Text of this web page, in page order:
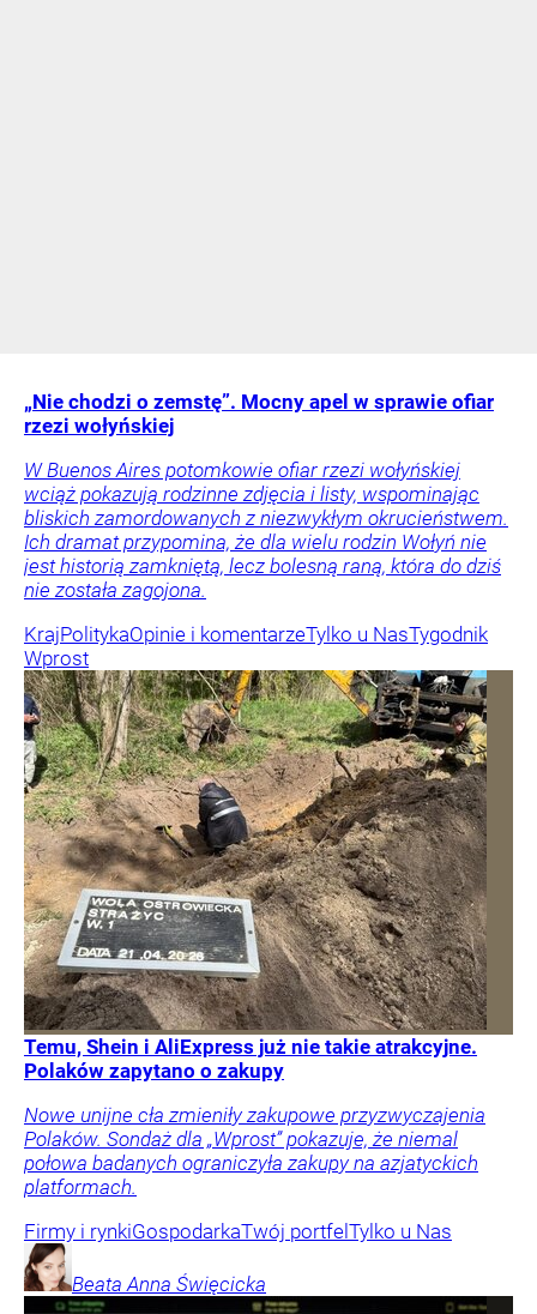
„Nie chodzi o zemstę”. Mocny apel w sprawie ofiar
rzezi wołyńskiej
W Buenos Aires potomkowie ofiar rzezi wołyńskiej
wciąż pokazują rodzinne zdjęcia i listy, wspominając
bliskich zamordowanych z niezwykłym okrucieństwem.
Ich dramat przypomina, że dla wielu rodzin Wołyń nie
jest historią zamkniętą, lecz bolesną raną, która do dziś
nie została zagojona.
KrajPolitykaOpinie i komentarzeTylko u NasTygodnik
Wprost
Temu, Shein i AliExpress już nie takie atrakcyjne.
Polaków zapytano o zakupy
Nowe unijne cła zmieniły zakupowe przyzwyczajenia
Polaków. Sondaż dla „Wprost” pokazuje, że niemal
połowa badanych ograniczyła zakupy na azjatyckich
platformach.
Firmy i rynkiGospodarkaTwój portfelTylko u Nas
Beata Anna Święcicka